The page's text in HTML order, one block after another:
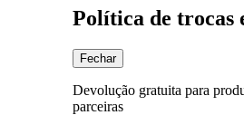
Política de trocas
Fechar
Devolução gratuita para
parceiras